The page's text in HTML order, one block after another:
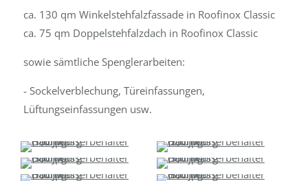
ca. 130 qm Winkelstehfalzfassade in Roofinox Classic
ca. 75 qm Doppelstehfalzdach in Roofinox Classic
sowie sämtliche Spenglerarbeiten:
- Sockelverblechung, Türeinfassungen,
Lüftungseinfassungen usw.